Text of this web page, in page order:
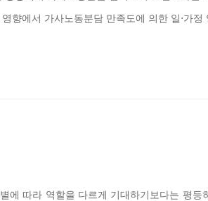
향에서 가사노동분담 만족도에 의한 일⋅가
에 따라 역할을 다르게 기대하기보다는 평